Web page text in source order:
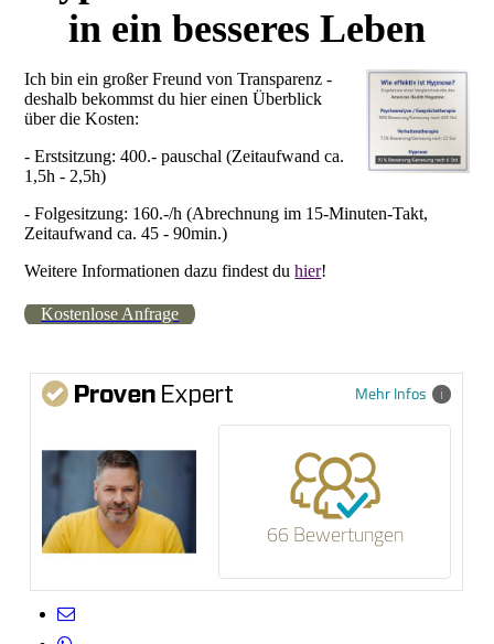
in ein besseres Leben
Ich bin ein großer Freund von Transparenz -
deshalb bekommst du hier einen Überblick
über die Kosten:
- Erstsitzung: 400.- pauschal (Zeitaufwand ca.
1,5h - 2,5h)
- Folgesitzung: 160.-/h (Abrechnung im 15-Minuten-Takt,
Zeitaufwand ca. 45 - 90min.)
Weitere Informationen dazu findest duhier!
Kostenlose Anfrage